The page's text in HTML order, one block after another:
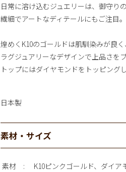
日常に溶け込むジュエリーは、御守り
繊細でアートなディテールにもご注目。
煌めくK10のゴールドは肌馴染みが良く、
ラグジュアリーなデザインで上品さを
トップにはダイヤモンドをトッピング
日本製
素材・サイズ
素材
K10ピンクゴールド、ダイア